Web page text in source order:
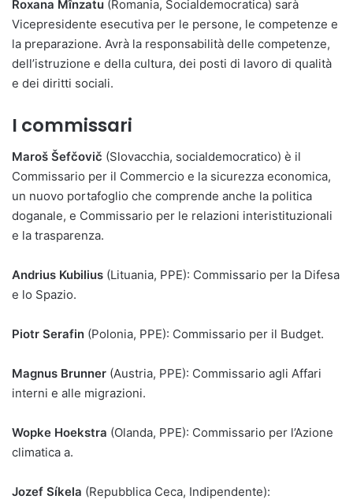
Roxana Mînzatu (Romania, Socialdemocratica) sarà
Vicepresidente esecutiva per le persone, le competenze e
la preparazione. Avrà la responsabilità delle competenze,
dell’istruzione e della cultura, dei posti di lavoro di qualità
e dei diritti sociali.
I commissari
Maroš Šefčovič (Slovacchia, socialdemocratico) è il
Commissario per il Commercio e la sicurezza economica,
un nuovo portafoglio che comprende anche la politica
doganale, e Commissario per le relazioni interistituzionali
e la trasparenza.
Andrius Kubilius (Lituania, PPE): Commissario per la Difesa
e lo Spazio.
Piotr Serafin (Polonia, PPE): Commissario per il Budget.
Magnus Brunner (Austria, PPE): Commissario agli Affari
interni e alle migrazioni.
Wopke Hoekstra (Olanda, PPE): Commissario per l’Azione
climatica a.
Jozef Síkela (Repubblica Ceca, Indipendente):